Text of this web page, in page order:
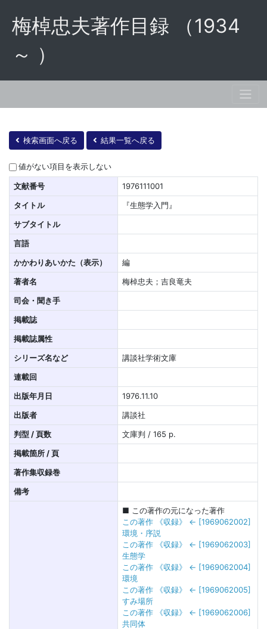
梅棹忠夫著作目録 （1934
～ ）
検索画面へ戻る 結果一覧へ戻る
値がない項目を表示しない
文献番号
1976111001
タイトル
『生態学入門』
サブタイトル
言語
かかわりあいかた（表示）
編
著者名
梅棹忠夫；吉良竜夫
司会・聞き手
掲載誌
掲載誌属性
シリーズ名など
講談社学術文庫
連載回
出版年月日
1976.11.10
出版者
講談社
判型 / 頁数
文庫判 / 165 p.
掲載箇所 / 頁
著作集収録巻
備考
■ この著作の元になった著作
この著作 《収録》 ← [1969062002]
環境・序説
この著作 《収録》 ← [1969062003]
生態学
この著作 《収録》 ← [1969062004]
環境
この著作 《収録》 ← [1969062005]
すみ場所
この著作 《収録》 ← [1969062006]
共同体